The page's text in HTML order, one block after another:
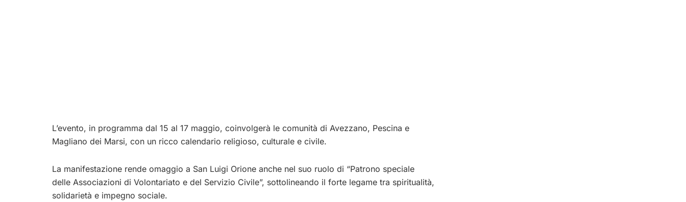
L’evento, in programma dal 15 al 17 maggio, coinvolgerà le comunità di Avezzano, Pescina e
Magliano dei Marsi, con un ricco calendario religioso, culturale e civile.
La manifestazione rende omaggio a San Luigi Orione anche nel suo ruolo di “Patrono speciale
delle Associazioni di Volontariato e del Servizio Civile”, sottolineando il forte legame tra spiritualità,
solidarietà e impegno sociale.